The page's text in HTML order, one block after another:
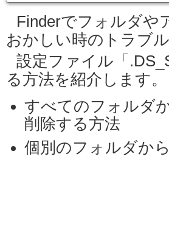
Finderでフォルダや
おかしい時のトラブル
設定ファイル「
る方法を紹介します。
すべてのフォルダ
削除する方法
個別のフォルダか